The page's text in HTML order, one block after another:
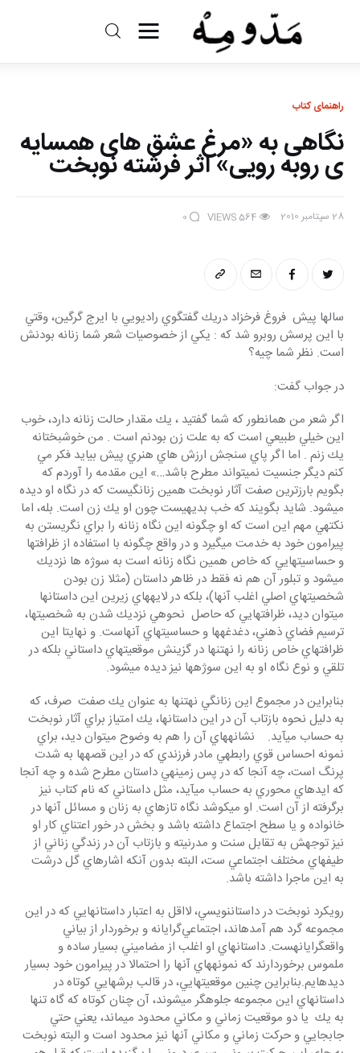
مد و مه
سینما
کتاب
درباره ما
راهنمای کتاب
نگاهی به «مرغ عشق های همسایه
ی روبه رویی» اثر فرشته نوبخت
28 سپتامبر 2010 564
VIEWS
0
سالها پيش  فروغ فرخ‎زاد دريك گفتگوي راديويي با ايرج گرگين، وقتي
با اين پرسش روبرو شد كه : يكي از خصوصيات شعر شما زنانه بودنش
است‎. نظر شما
چيه؟
در جواب گفت:
اگر شعر من همانطور كه شما گفتيد ، يك مقدار حالت زنانه دارد، خوب
اين خيلي طبيعي است كه به علت زن بودنم است . من خوشبختانه
يك زنم . اما اگر پاي سنجش ارزش هاي هنري پيش بيايد فكر مي
كنم ديگر جنسيت نمي‎تواند مطرح باشد…» اين مقدمه را آوردم كه
بگويم بارزترين صفت آثار نوبخت همين زنانگي‎ست كه در نگاه او ديده
مي‎شود. شايد بگويند كه خب بديهي‎ست چون او يك زن است. بله، اما
نكته‎ي مهم اين است كه او چگونه اين نگاه زنانه را براي نگريستن به
پيرامون خود به خدمت مي‎گيرد و در واقع چگونه با استفاده از ظرافت‎ها
و حساسيت‎هايي كه خاص همين نگاه زنانه‎ است به سوژه ها نزديك
مي‎شود و تبلور آن هم نه فقط در ظاهر داستان (مثلا زن بودن
شخصيت‎هاي اصلي اغلب آنها)، بلكه در لايه‎هاي زيرين اين داستانها
مي‎توان ديد، ظرافت‎هايي كه حاصل  نحوه‎ي نزديك شدن به شخصيت‎ها،
ترسيم فضاي ذهني، دغدغه‎ها و حساسيت‎هاي آنهاست. و نهايتا اين
ظرافت‎هاي خاص زنانه را نه‎تنها در گزينش موقعيت‎هاي داستاني بلكه در
تلقي و نوع نگاه او به اين سوژه‎ها نيز ديده مي‎شود.
بنابراين در مجموع اين زنانگي نه‎تنها به عنوان يك صفت  صرف، كه
به دليل نحوه بازتاب آن در اين داستانها، يك امتياز براي آثار نوبخت
به حساب مي‎آيد.    نشانه‎هاي آن را هم به وضوح مي‎توان ديد، براي
نمونه احساس قوي رابطه‎ي مادر فرزندي كه در اين قصه‎ها به شدت
پرنگ است، چه آنجا كه در پس زمينه‎ي داستان مطرح شده و چه آنجا
كه ايده‎اي محوري به حساب مي‎آيد، مثل داستاني كه نام كتاب نيز
برگرفته از آن است. او مي‎كوشد نگاه تازه‎اي به زنان و مسائل آنها در
خانواده و يا سطح اجتماع داشته باشد و بخش در خور اعتناي كار او
نيز توجهش به تقابل سنت و مدرنيته و بازتاب آن در زندگي زناني از
طيف‎هاي مختلف اجتماعي ست، البته بدون آنكه اشاره‎اي گل درشت
به اين ماجرا داشته باشد.
رويكرد نوبخت در داستان‎نويسي، لااقل به اعتبار داستانهايي كه در اين
مجموعه گرد هم آمده‎اند، اجتماعي‌گرايانه و برخوردار از بياني
واقعگرايانه‎ست. داستانهاي او اغلب از مضاميني بسيار ساده و
ملموس برخوردارند كه نمونه‎هاي آنها را احتمالا در پيرامون خود بسيار
ديده‎ايم.بنابراين چنين موقعيت‎هايي، در قالب برشهايي كوتاه در
داستانهاي اين مجموعه جلوه‎گر مي‎شوند، آن چنان كوتاه كه گاه تنها
به يك  يا دو موقعيت زماني و مكاني محدود مي‎ماند، يعني حتي
جابجايي و حركت زماني و مكاني آنها نيز محدود است و البته نوبخت